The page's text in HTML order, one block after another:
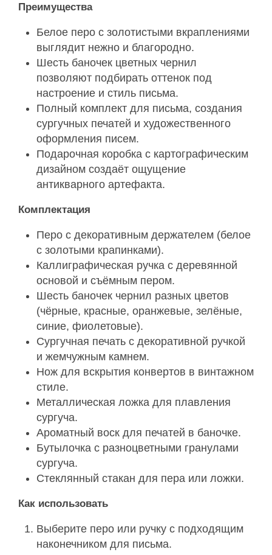
Преимущества
Белое перо с золотистыми вкраплениями
выглядит нежно и благородно.
Шесть баночек цветных чернил
позволяют подбирать оттенок под
настроение и стиль письма.
Полный комплект для письма, создания
сургучных печатей и художественного
оформления писем.
Подарочная коробка с картографическим
дизайном создаёт ощущение
антикварного артефакта.
Комплектация
Перо с декоративным держателем (белое
с золотыми крапинками).
Каллиграфическая ручка с деревянной
основой и съёмным пером.
Шесть баночек чернил разных цветов
(чёрные, красные, оранжевые, зелёные,
синие, фиолетовые).
Сургучная печать с декоративной ручкой
и жемчужным камнем.
Нож для вскрытия конвертов в винтажном
стиле.
Металлическая ложка для плавления
сургуча.
Ароматный воск для печатей в баночке.
Бутылочка с разноцветными гранулами
сургуча.
Стеклянный стакан для пера или ложки.
Как использовать
Выберите перо или ручку с подходящим
наконечником для письма.